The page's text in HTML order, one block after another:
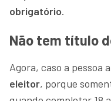
obrigatório.
Não tem título
Agora, caso a pessoa
eleitor, porque